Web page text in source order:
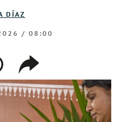
DÍAZ
/ 08:00
compartir
enlace